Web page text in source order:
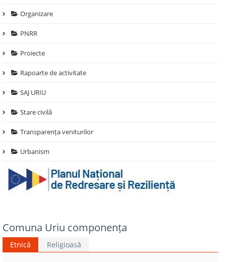
Organizare
PNRR
Proiecte
Rapoarte de activitate
SAJ URIU
Stare civilă
Transparența veniturilor
Urbanism
Comuna Uriu componența
Etnică Religioasă